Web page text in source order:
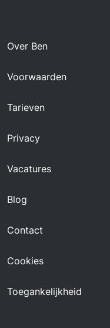
Over Ben
Voorwaarden
Tarieven
Privacy
Vacatures
Blog
Contact
Cookies
Toegankelijkheid